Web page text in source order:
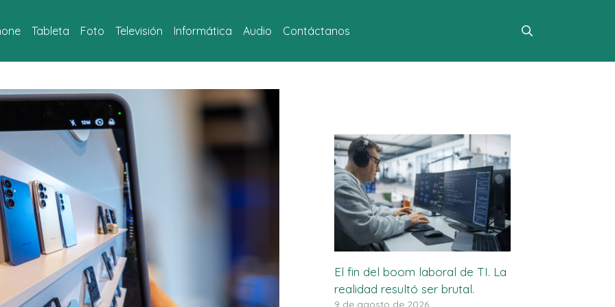
Tableta Foto Televisión Informática Audio Contáctanos
El fin del boom laboral de TI. La
realidad resultó ser brutal.
9 de agosto de 2026